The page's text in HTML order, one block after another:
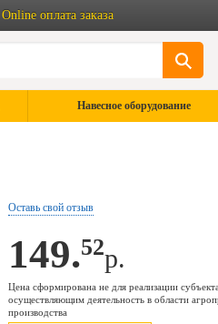
Online оплата заказа
Навесное оборудование
Оставь свой отзыв
149.52р.
Цена сформирована не для реализации
осуществляющим деятельность в области
производства